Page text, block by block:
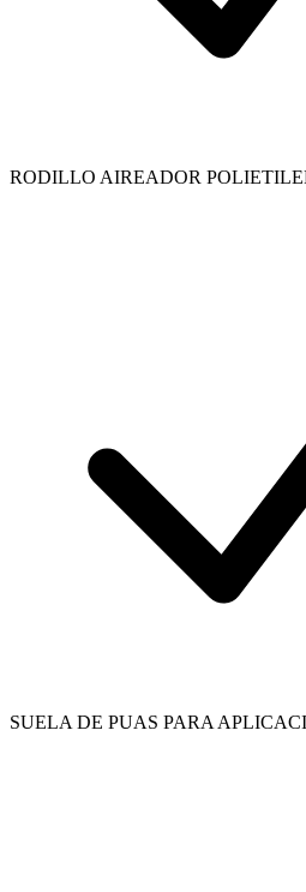
RODILLO AIREADOR
SUELA DE PUAS PARA